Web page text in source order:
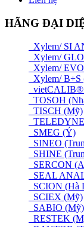
HÃNG ĐẠI
Xylem/ SI
Xylem/
Xylem/
Xylem/ B+S
vietCALIB®
TOSOH
TISCH (Mỹ)
SMEG (Ý)
SINEO
SHINE
SERCON
SEAL
SCION (Hà
SCIEX (Mỹ)
SABIO (Mỹ)
RESTEK